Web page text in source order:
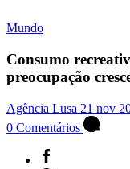
Mundo
Consumo
preocupação
Agência Lusa 21 nov
0 Comentários